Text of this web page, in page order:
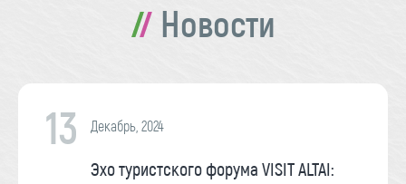
Новости
13 Декабрь, 2024
Эхо туристского форума VISIT ALTAI: